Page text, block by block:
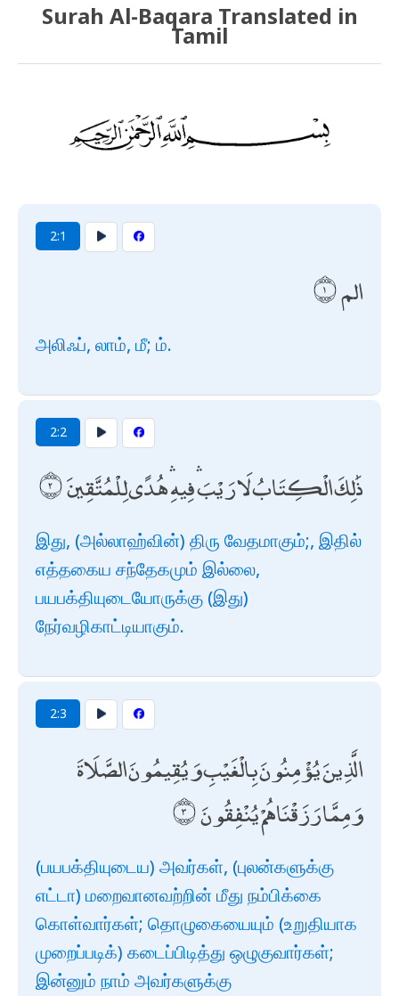
Surah Al-Baqara Translated in
Tamil
2:1
الم
அலிஃப், லாம், மீ; ம்.
2:2
ذَٰلِكَ الْكِتَابُ لَا رَيْبَ ۛ فِيهِ ۛ هُدًى لِلْمُتَّقِينَ
இது, (அல்லாஹ்வின்) திரு வேதமாகும்;, இதில்
எத்தகைய சந்தேகமும் இல்லை,
பயபக்தியுடையோருக்கு (இது)
நேர்வழிகாட்டியாகும்.
2:3
الَّذِينَ يُؤْمِنُونَ بِالْغَيْبِ وَيُقِيمُونَ الصَّلَاةَ
وَمِمَّا رَزَقْنَاهُمْ يُنْفِقُونَ
(பயபக்தியுடைய) அவர்கள், (புலன்களுக்கு
எட்டா) மறைவானவற்றின் மீது நம்பிக்கை
கொள்வார்கள்; தொழுகையையும் (உறுதியாக
முறைப்படிக்) கடைப்பிடித்து ஒழுகுவார்கள்;
இன்னும் நாம் அவர்களுக்கு